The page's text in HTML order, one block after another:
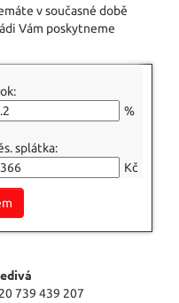
v současné době
Vám poskytneme
%
splátka:
Kč
739 439 207